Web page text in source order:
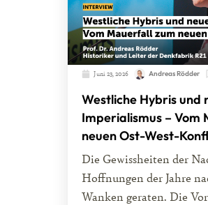
Juni 23, 2026 Andreas Rödder
Westliche Hybris und
Imperialismus – Vom
neuen Ost-West-
Die Gewissheiten der
Hoffnungen der Jahre
Wanken geraten. Die